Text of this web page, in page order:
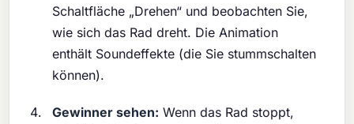
Schaltfläche „Drehen“ und beobachten Sie,
wie sich das Rad dreht. Die Animation
enthält Soundeffekte (die Sie stummschalten
können).
Gewinner sehen: Wenn das Rad stoppt,